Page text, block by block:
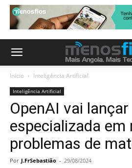
Início Inteligência Artificial
Inteligência Artificial
OpenAI vai
especializada em
problemas de
Por J.FrSebastião - 29/08/2024